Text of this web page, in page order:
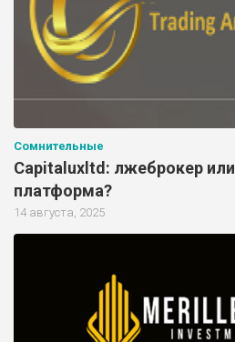
Сомнительные
Capitaluxltd: лжеброкер
платформа?
14 августа, 2025